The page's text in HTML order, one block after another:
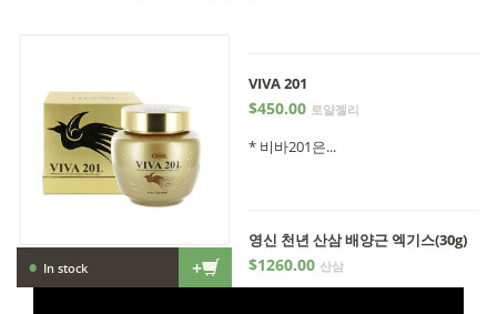
+
• In stock
VIVA 201
$450.00 로얄젤리
* 비바201은...
영신 천년 산삼 배양근 엑기스(30g)
$1260.00 산삼